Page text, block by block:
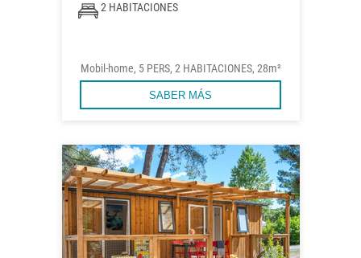
2 HABITACIONES
Mobil-home, 5 PERS, 2 HABITACIONES, 28m²
SABER MÁS